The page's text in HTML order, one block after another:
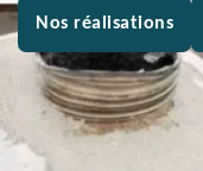
Nos réalisations